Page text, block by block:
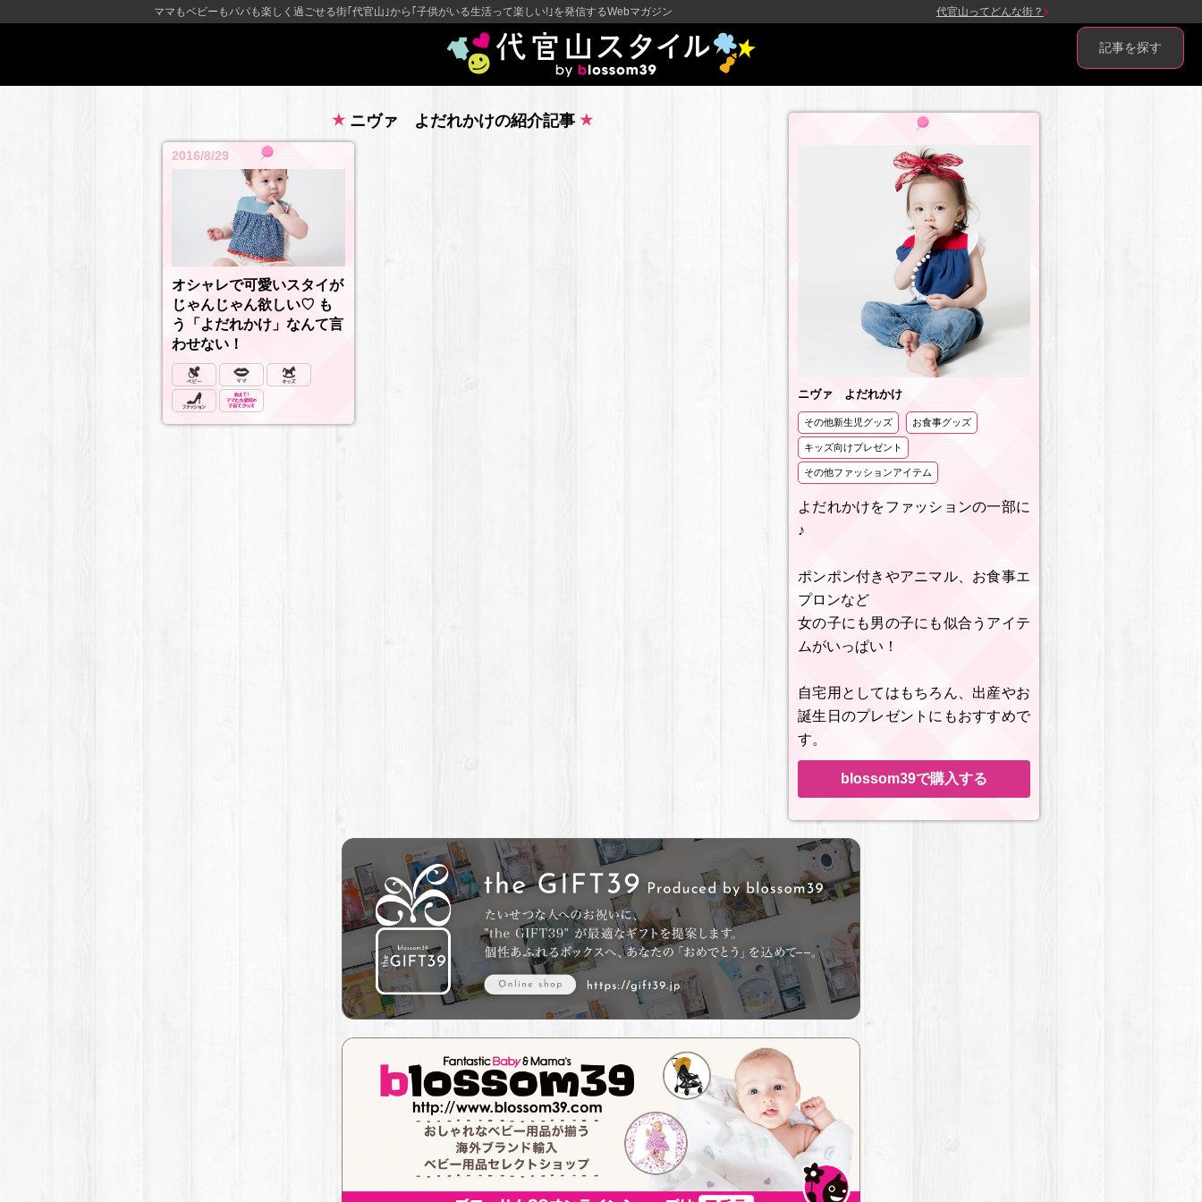
ママもベビーもパパも楽しく過ごせる街｢代官山｣から｢子供がいる生活って楽しい!｣を発信するWebマガジン 代官山ってどんな街？
ニヴァ よだれかけの紹介記事
2016/8/29
オシャレで可愛いスタイが
じゃんじゃん欲しい♡ も
う「よだれかけ」なんて言
わせない！
ニヴァ よだれかけ
その他新生児グッズ お食事グッズ
キッズ向けプレゼント
その他ファッションアイテム
よだれかけをファッションの一部に
♪
ポンポン付きやアニマル、お食事エ
プロンなど
女の子にも男の子にも似合うアイテ
ムがいっぱい！
自宅用としてはもちろん、出産やお
誕生日のプレゼントにもおすすめで
す。
blossom39で購入する
記事を探す